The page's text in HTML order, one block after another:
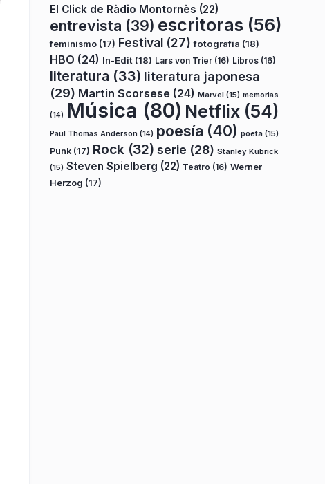
El Click de Ràdio Montornès (22)
entrevista (39) escritoras (56)
feminismo (17) Festival (27) fotografía (18)
HBO (24) In-Edit (18) Lars von Trier (16) Libros (16)
literatura (33) literatura japonesa
(29) Martin Scorsese (24) Marvel (15) memorias
(14) Música (80) Netflix (54)
Paul Thomas Anderson (14) poesía (40) poeta (15)
Punk (17) Rock (32) serie (28) Stanley Kubrick
(15) Steven Spielberg (22) Teatro (16) Werner
Herzog (17)